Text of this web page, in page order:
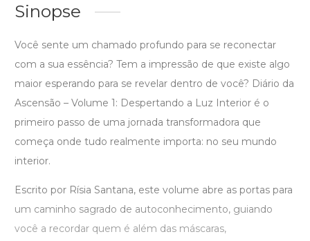
Sinopse
Você sente um chamado profundo para se reconectar
com a sua essência? Tem a impressão de que existe algo
maior esperando para se revelar dentro de você? Diário da
Ascensão – Volume 1: Despertando a Luz Interior é o
primeiro passo de uma jornada transformadora que
começa onde tudo realmente importa: no seu mundo
interior.
Escrito por Rísia Santana, este volume abre as portas para
um caminho sagrado de autoconhecimento, guiando
você a recordar quem é além das máscaras,